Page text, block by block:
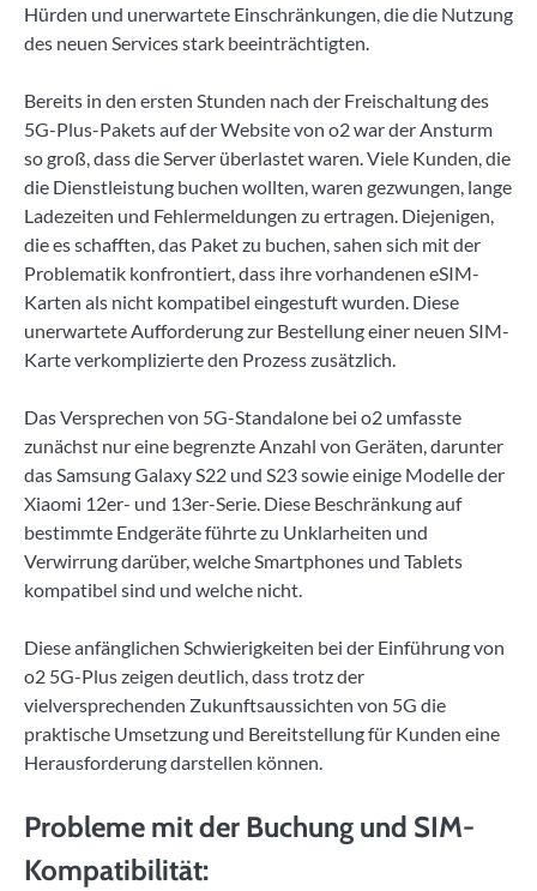
Hürden und unerwartete Einschränkungen, die die Nutzung
des neuen Services stark beeinträchtigten.
Bereits in den ersten Stunden nach der Freischaltung des
5G-Plus-Pakets auf der Website von o2 war der Ansturm
so groß, dass die Server überlastet waren. Viele Kunden, die
die Dienstleistung buchen wollten, waren gezwungen, lange
Ladezeiten und Fehlermeldungen zu ertragen. Diejenigen,
die es schafften, das Paket zu buchen, sahen sich mit der
Problematik konfrontiert, dass ihre vorhandenen eSIM-
Karten als nicht kompatibel eingestuft wurden. Diese
unerwartete Aufforderung zur Bestellung einer neuen SIM-
Karte verkomplizierte den Prozess zusätzlich.
Das Versprechen von 5G-Standalone bei o2 umfasste
zunächst nur eine begrenzte Anzahl von Geräten, darunter
das Samsung Galaxy S22 und S23 sowie einige Modelle der
Xiaomi 12er- und 13er-Serie. Diese Beschränkung auf
bestimmte Endgeräte führte zu Unklarheiten und
Verwirrung darüber, welche Smartphones und Tablets
kompatibel sind und welche nicht.
Diese anfänglichen Schwierigkeiten bei der Einführung von
o2 5G-Plus zeigen deutlich, dass trotz der
vielversprechenden Zukunftsaussichten von 5G die
praktische Umsetzung und Bereitstellung für Kunden eine
Herausforderung darstellen können.
Probleme mit der Buchung und SIM-
Kompatibilität: